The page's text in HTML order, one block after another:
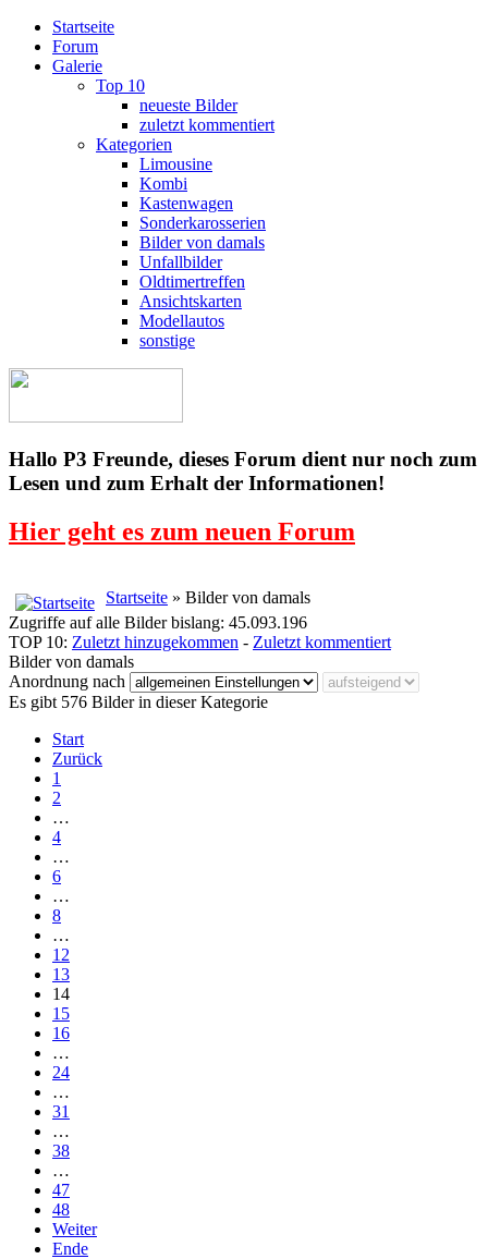
Startseite
Forum
Galerie
Top 10
neueste Bilder
zuletzt kommentiert
Kategorien
Limousine
Kombi
Kastenwagen
Sonderkarosserien
Bilder von damals
Unfallbilder
Oldtimertreffen
Ansichtskarten
Modellautos
sonstige
Hallo P3 Freunde, dieses Forum dient nur noch zum
Lesen und zum Erhalt der Informationen!
Hier geht es zum neuen Forum
Startseite » Bilder von damals
Zugriffe auf alle Bilder bislang: 45.093.196
TOP 10: Zuletzt hinzugekommen - Zuletzt kommentiert
Bilder von damals
Anordnung nach
Es gibt 576 Bilder in dieser Kategorie
Start
Zurück
1
2
…
4
…
6
…
8
…
12
13
14
15
16
…
24
…
31
…
38
…
47
48
Weiter
Ende